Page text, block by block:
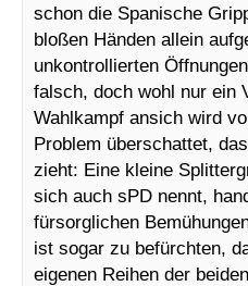
schon die Spanische
bloßen Händen allein
unkontrollierten
falsch, doch wohl nur ein
Wahlkampf ansich wird
Problem überschattet,
zieht: Eine kleine
sich auch sPD nennt,
fürsorglichen
ist sogar zu befürchten,
eigenen Reihen der